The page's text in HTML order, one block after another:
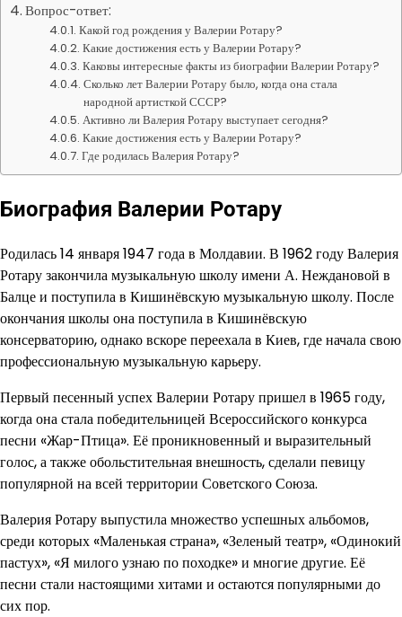
Вопрос-ответ:
Какой год рождения у Валерии Ротару?
Какие достижения есть у Валерии Ротару?
Каковы интересные факты из биографии Валерии Ротару?
Сколько лет Валерии Ротару было, когда она стала
народной артисткой СССР?
Активно ли Валерия Ротару выступает сегодня?
Какие достижения есть у Валерии Ротару?
Где родилась Валерия Ротару?
Биография Валерии Ротару
Родилась 14 января 1947 года в Молдавии. В 1962 году Валерия
Ротару закончила музыкальную школу имени А. Неждановой в
Балце и поступила в Кишинёвскую музыкальную школу. После
окончания школы она поступила в Кишинёвскую
консерваторию, однако вскоре переехала в Киев, где начала свою
профессиональную музыкальную карьеру.
Первый песенный успех Валерии Ротару пришел в 1965 году,
когда она стала победительницей Всероссийского конкурса
песни «Жар-Птица». Её проникновенный и выразительный
голос, а также обольстительная внешность, сделали певицу
популярной на всей территории Советского Союза.
Валерия Ротару выпустила множество успешных альбомов,
среди которых «Маленькая страна», «Зеленый театр», «Одинокий
пастух», «Я милого узнаю по походке» и многие другие. Её
песни стали настоящими хитами и остаются популярными до
сих пор.